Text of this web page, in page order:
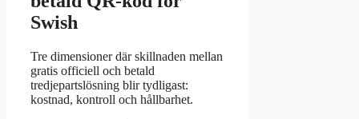
Swish
Tre dimensioner där skillnaden mellan
gratis officiell och betald
tredjepartslösning blir tydligast:
kostnad, kontroll och hållbarhet.